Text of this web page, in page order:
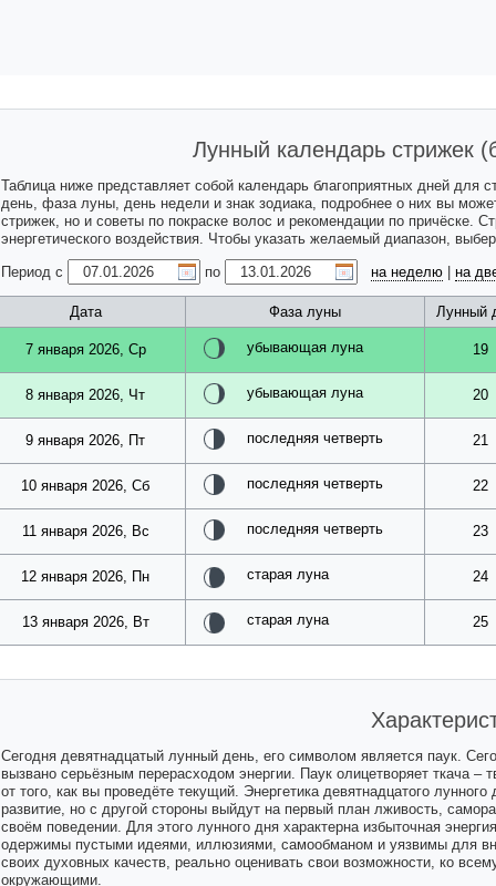
Лунный календарь стрижек
Таблица ниже представляет собой календарь благоприятных дней
день, фаза луны, день недели и знак зодиака, подробнее о них вы
стрижек, но и советы по покраске волос и рекомендации по причёске.
энергетического воздействия. Чтобы указать желаемый диапазон,
Период с
по на неделю на
Дата Фаза луны Лунный
7 января 2026, Ср убывающая луна 19
8 января 2026, Чт убывающая луна 20
9 января 2026, Пт последняя четверть 21
10 января 2026, Сб последняя четверть 22
11 января 2026, Вс последняя четверть 23
12 января 2026, Пн старая луна 24
13 января 2026, Вт старая луна 25
Сегодня девятнадцатый лунный день, его символом является паук.
вызвано серьёзным перерасходом энергии. Паук олицетворяет ткача
от того, как вы проведёте текущий. Энергетика девятнадцатого
развитие, но с другой стороны выйдут на первый план лживость,
своём поведении. Для этого лунного дня характерна избыточная
одержимы пустыми идеями, иллюзиями, самообманом и уязвимы для
своих духовных качеств, реально оценивать свои возможности, ко
окружающими.